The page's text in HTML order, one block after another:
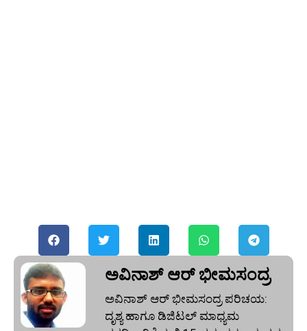
ಅವಿನಾಶ್‌ ಆರ್‌ ಭೀಮಸಂದ್ರ
ಅವಿನಾಶ್‌ ಆರ್‌ ಭೀಮಸಂದ್ರ ಪರಿಚಯ:
ದೃಶ್ಯ ಹಾಗೂ ಡಿಜಿಟಲ್ ಮಾಧ್ಯಮ